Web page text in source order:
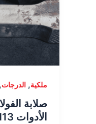
ملكية, الدرجات,
صلابة
الأدوات H13: البيانات والعوامل